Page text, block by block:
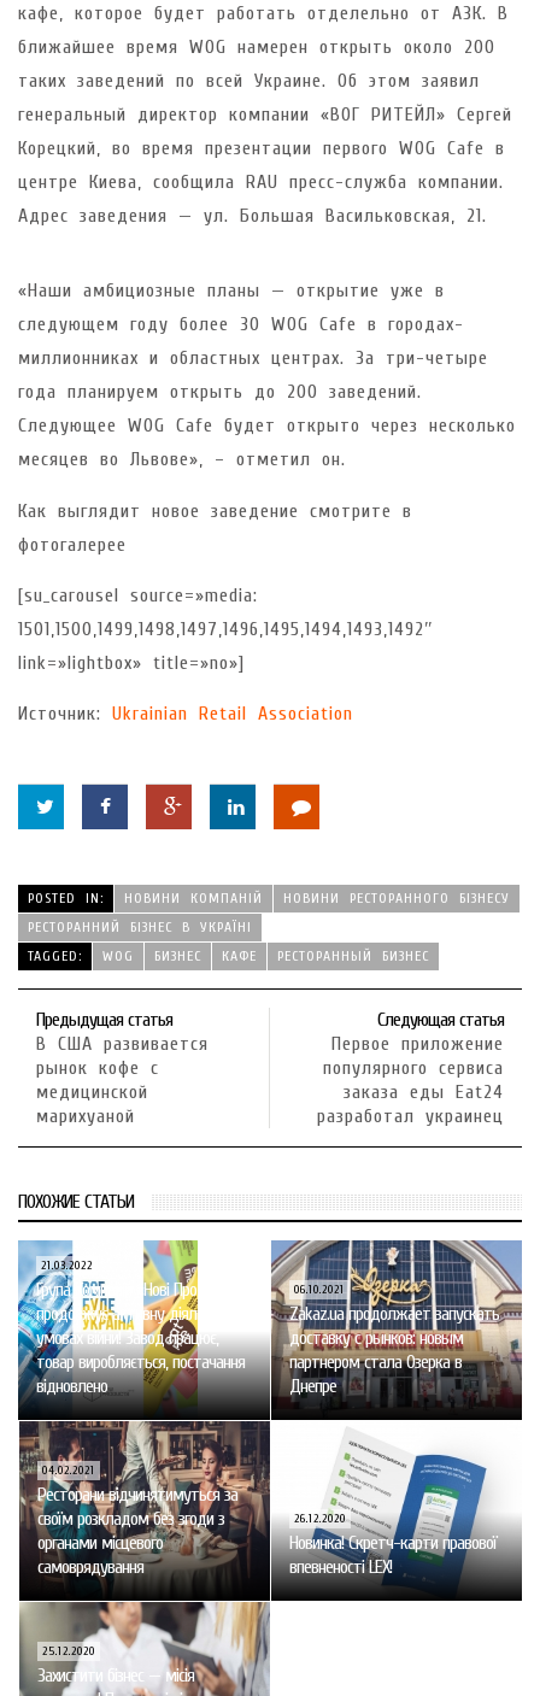
кафе, которое будет работать отделельно от АЗК. В
ближайшее время WOG намерен открыть около 200
таких заведений по всей Украине. Об этом заявил
генеральный директор компании «ВОГ РИТЕЙЛ» Сергей
Корецкий, во время презентации первого WOG Cafe в
центре Киева, сообщила RAU пресс-служба компании.
Адрес заведения — ул. Большая Васильковская, 21.
Бизнес-план открытия кофейни
«Наши амбициозные планы — открытие уже в
следующем году более 30 WOG Cafe в городах-
миллионниках и областных центрах. За три-четыре
года планируем открыть до 200 заведений.
Следующее WOG Cafe будет открыто через несколько
месяцев во Львове», – отметил он.
Как выглядит новое заведение смотрите в
фотогалерее
[su_carousel source=»media:
1501,1500,1499,1498,1497,1496,1495,1494,1493,1492″
link=»lightbox» title=»no»]
Источник: Ukrainian Retail Association
POSTED IN: НОВИНИ КОМПАНІЙ
НОВИНИ РЕСТОРАННОГО БІЗНЕСУ
РЕСТОРАННИЙ БІЗНЕС В УКРАЇНІ
TAGGED:
WOG БИЗНЕС КАФЕ РЕСТОРАННЫЙ БИЗНЕС
Предыдущая статья
В США развивается
рынок кофе с
медицинской
марихуаной
Следующая статья
Первое приложение
популярного сервиса
заказа еды Eat24
разработал украинец
ПОХОЖИЕ СТАТЬИ
21.03.2022
Група Компаній «Нові Продукти»
продовжує активну діяльність в
умовах війни! Завод працює,
товар виробляється, постачання
відновлено
06.10.2021
Zakaz.ua продолжает запускать
доставку с рынков: новым
партнером стала Озерка в
Днепре
04.02.2021
Ресторани відчинятимуться за
своїм розкладом без згоди з
органами місцевого
самоврядування
26.12.2020
Новинка! Скретч-карти правової
впевненості LEX!
25.12.2020
Захистити бізнес — місія